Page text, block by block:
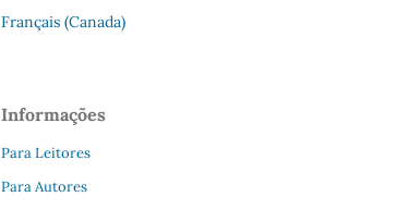
Français (Canada)
Informações
Para Leitores
Para Autores